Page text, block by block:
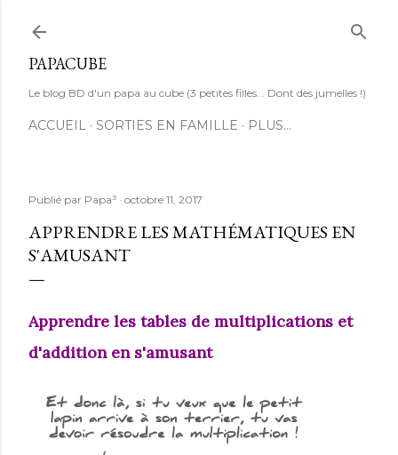
PAPACUBE
Le blog BD d'un papa au cube (3 petites filles... Dont des jumelles !)
ACCUEIL SORTIES EN FAMILLE PLUS…
Publié par Papa³ octobre 11, 2017
APPRENDRE LES MATHÉMATIQUES EN
S'AMUSANT
Apprendre les tables de multiplications et
d'addition en s'amusant